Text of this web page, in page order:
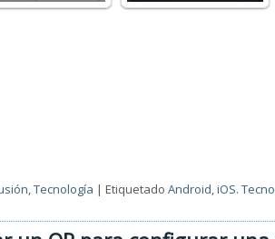
,Tecnología |Etiquetado Android,iOS.